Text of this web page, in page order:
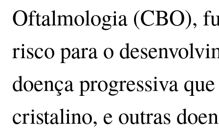
Oftalmologia (CBO),
risco para o
doença progressiva
cristalino, e outras